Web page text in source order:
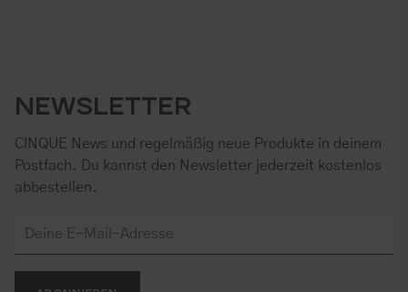
NEWSLETTER
CINQUE News und regelmäßig neue Produkte in deinem
Postfach. Du kannst den Newsletter jederzeit kostenlos
abbestellen.